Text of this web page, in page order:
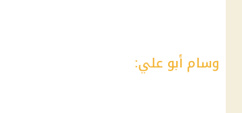
وسام أبو علي: